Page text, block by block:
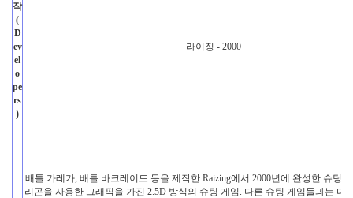
작
(
D
ev
el
o
pe
rs
)
라이징 - 2000
배틀 가레가, 배틀 바크레이드 등을 제작한 Raizing에서 2000년에 완성한 슈팅
리곤을 사용한 그래픽을 가진 2.5D 방식의 슈팅 게임. 다른 슈팅 게임들과는 다